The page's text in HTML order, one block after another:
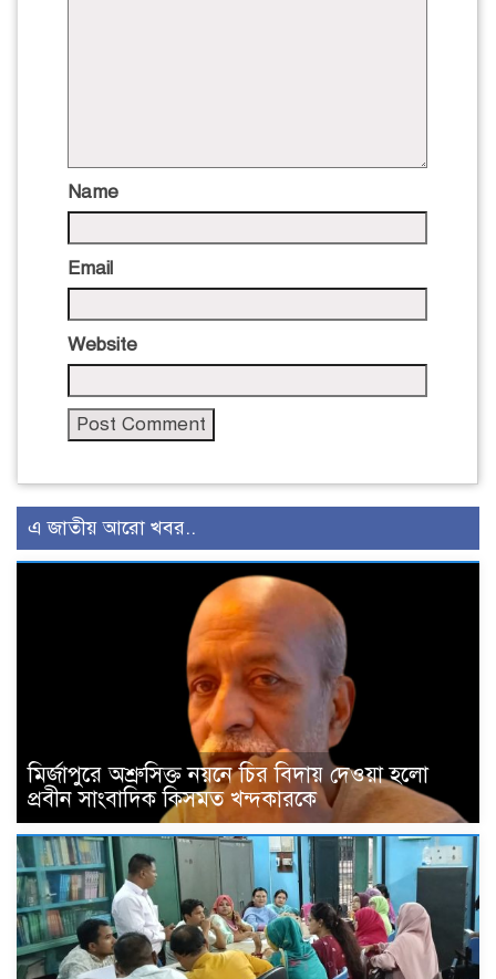
Name
Email
Website
এ জাতীয় আরো খবর..
মির্জাপুরে অশ্রুসিক্ত নয়নে চির বিদায় দেওয়া হলো
প্রবীন সাংবাদিক কিসমত খন্দকারকে